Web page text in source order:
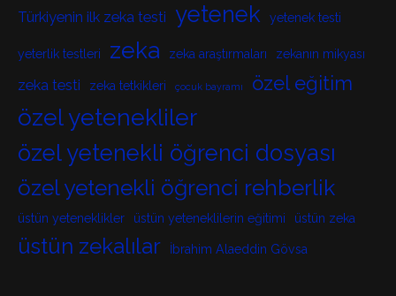
Türkiyenin ilk zeka testi yetenek yetenek testi
yeterlik testleri zeka zeka araştırmaları zekanın mikyası
zeka testi zeka tetkikleri çocuk bayramı özel eğitim
özel yetenekliler
özel yetenekli öğrenci dosyası
özel yetenekli öğrenci rehberlik
üstün yeteneklikler üstün yeteneklilerin eğitimi üstün zeka
üstün zekalılar İbrahim Alaeddin Gövsa